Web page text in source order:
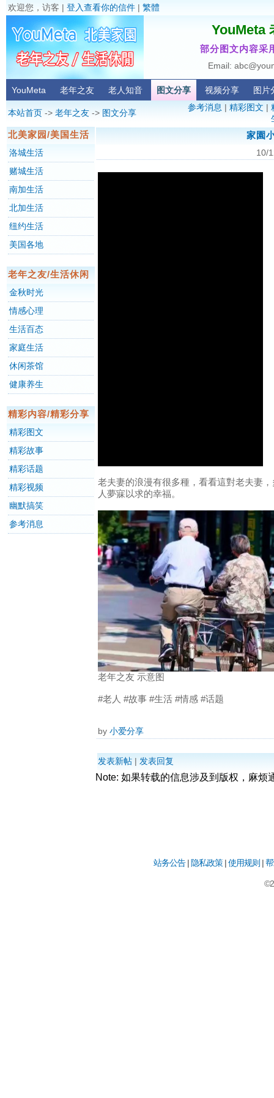
欢迎您，访客 | 登入查看你的信件 | 繁體
YouMeta
部分图文内容采
Email:
YouMeta 老年之友 老人知音 图文分享 视频分享 图片
本站首页 -> 老年之友 -> 图文分享
参考消息 | 精彩图文 |
北美家园/美国生活
洛城生活
赌城生活
南加生活
北加生活
纽约生活
美国各地
老年之友/生活休闲
金秋时光
情感心理
生活百态
家庭生活
休闲茶馆
健康养生
精彩内容/精彩分享
精彩图文
精彩故事
精彩话题
精彩视频
幽默搞笑
参考消息
家園
10/
老夫妻的浪漫有很多種，看看這對老夫妻
人夢寐以求的幸福。
老年之友 示意图
#老人 #故事 #生活 #情感 #话题
by 小爱分享
发表新帖 | 发表回复
Note: 如果转载的信息涉及到版权，麻
站务公告| 隐私政策|使用规则 |